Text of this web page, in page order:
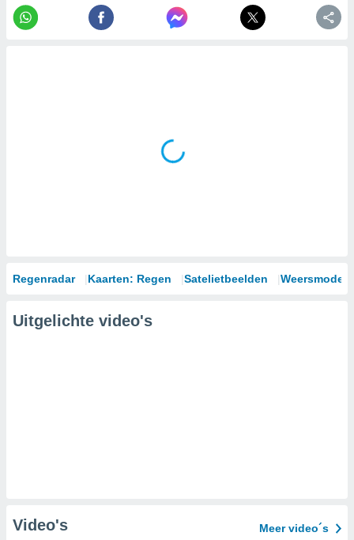
Regenradar Kaarten: Regen Satelietbeelden
Uitgelichte video's
Video's Meer video´s